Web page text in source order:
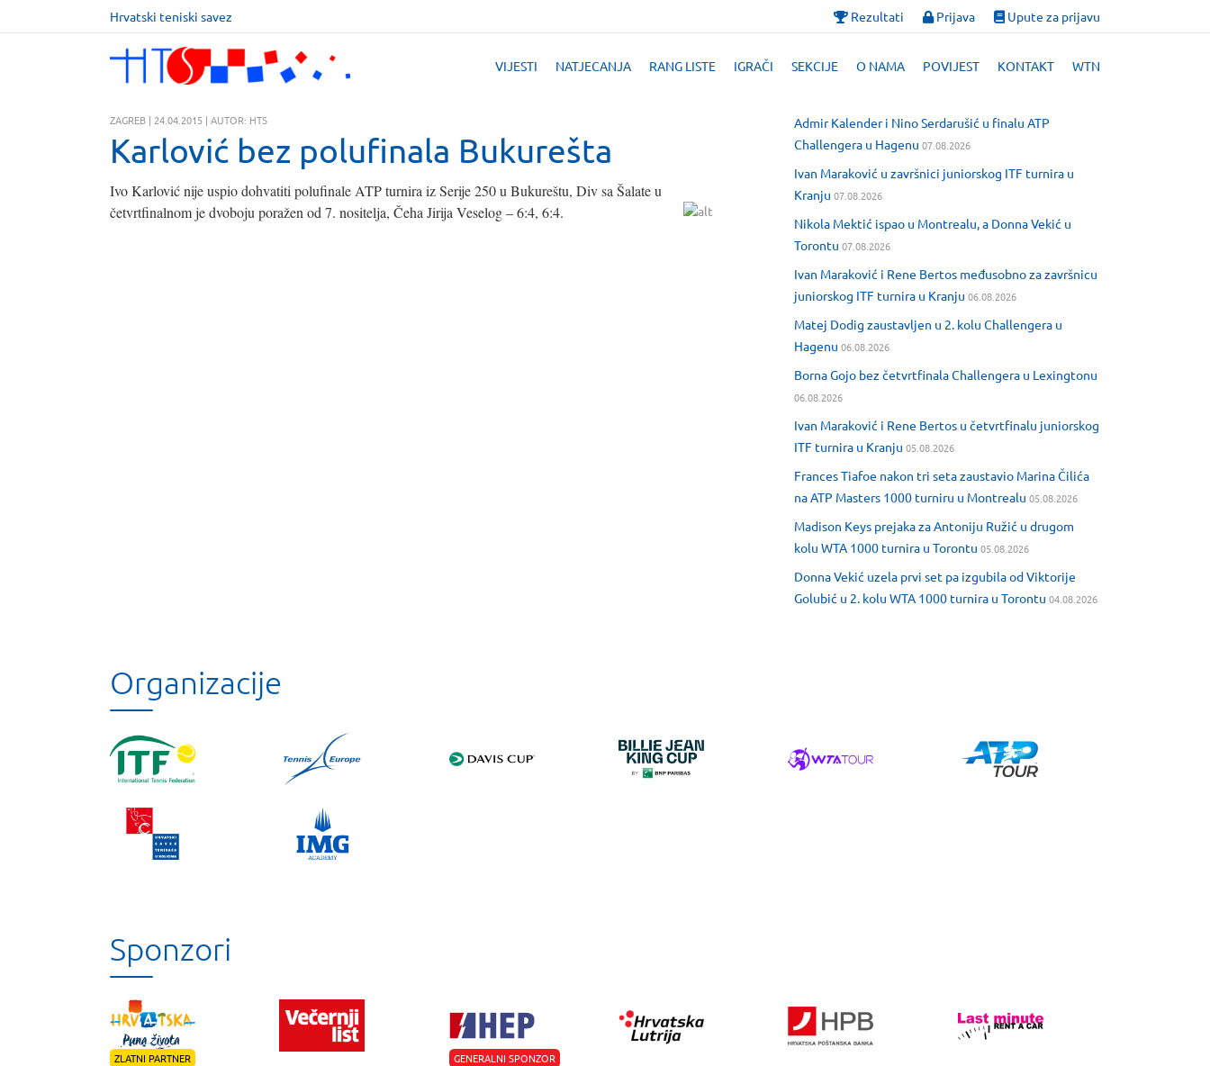
Hrvatski teniski savez Rezultati Prijava Upute za prijavu
VIJESTI NATJECANJA RANG LISTE IGRAČI SEKCIJE O NAMA POVIJEST KONTAKT WTN
ZAGREB | 24.04.2015 | AUTOR: HTS
Karlović bez polufinala Bukurešta
Ivo Karlović nije uspio dohvatiti polufinale ATP turnira iz Serije 250 u Bukureštu, Div sa Šalate u
četvrtfinalnom je dvoboju poražen od 7. nositelja, Čeha Jirija Veselog – 6:4, 6:4.
Admir Kalender i Nino Serdarušić u finalu ATP
Challengera u Hagenu 07.08.2026
Ivan Maraković u završnici juniorskog ITF turnira u
Kranju 07.08.2026
Nikola Mektić ispao u Montrealu, a Donna Vekić u
Torontu 07.08.2026
Ivan Maraković i Rene Bertos međusobno za završnicu
juniorskog ITF turnira u Kranju 06.08.2026
Matej Dodig zaustavljen u 2. kolu Challengera u
Hagenu 06.08.2026
Borna Gojo bez četvrtfinala Challengera u Lexingtonu
06.08.2026
Ivan Maraković i Rene Bertos u četvrtfinalu juniorskog
ITF turnira u Kranju 05.08.2026
Frances Tiafoe nakon tri seta zaustavio Marina Čilića
na ATP Masters 1000 turniru u Montrealu 05.08.2026
Madison Keys prejaka za Antoniju Ružić u drugom
kolu WTA 1000 turnira u Torontu 05.08.2026
Donna Vekić uzela prvi set pa izgubila od Viktorije
Golubić u 2. kolu WTA 1000 turnira u Torontu 04.08.2026
Organizacije
Sponzori
ZLATNI PARTNER GENERALNI SPONZOR